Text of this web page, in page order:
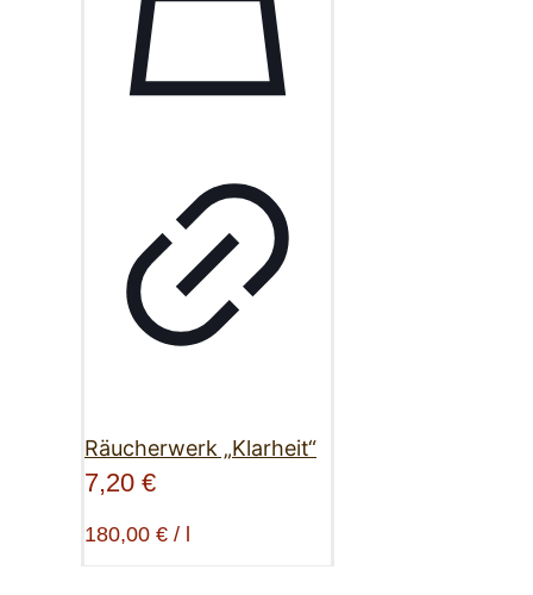
Räucherwerk „Klarheit“
7,20 €
180,00 € / l